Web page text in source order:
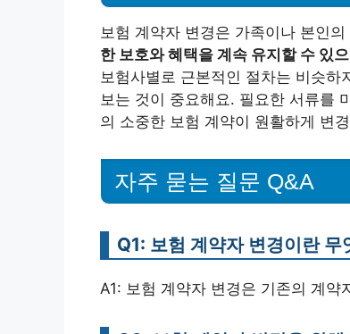
보험 계약자 변경은 가족이나 본인
한 보호와 혜택을 계속 유지할 수 있
보험사별로 근본적인 절차는 비슷
보는 것이 중요해요. 필요한 서류를
의 소중한 보험 계약이 원활하게 변
자주 묻는 질문 Q&A
Q1: 보험 계약자 변경이란 무
A1: 보험 계약자 변경은 기존의 계